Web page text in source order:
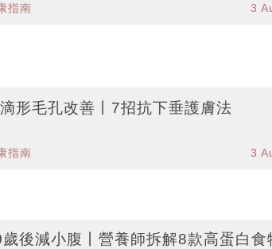
指南 3
形毛孔改善丨7招抗下垂護膚法
指南 3
後減小腹丨營養師拆解8款高蛋白食